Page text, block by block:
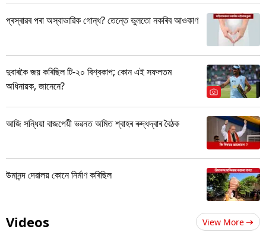
প্ৰস্ৰাৱৰ পৰা অস্বাভাৱিক গোন্ধ? তেন্তে ভুলতো নকৰিব আওকাণ
দুবাৰকৈ জয় কৰিছিল টি-২০ বিশ্বকাপ; কোন এই সফলতম
অধিনায়ক, জানেনে?
আজি সন্ধিয়া বাজপেয়ী ভৱনত অমিত শ্বাহৰ ৰুদ্ধদ্বাৰ বৈঠক
উমানন্দ দেৱালয় কোনে নিৰ্মাণ কৰিছিল
Videos View More